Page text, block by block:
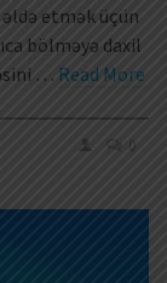
etmək üçün
bölməyə daxil
… Read More
0